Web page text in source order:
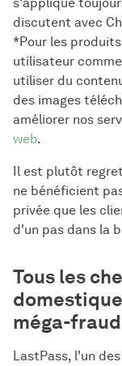
discutent avec
*Pour les
utilisateur comme
utiliser du
des images
améliorer nos
web.
Il est plutôt
ne bénéficient
privée que les
d'un pas dans la
Tous les
méga-
LastPass, l'un